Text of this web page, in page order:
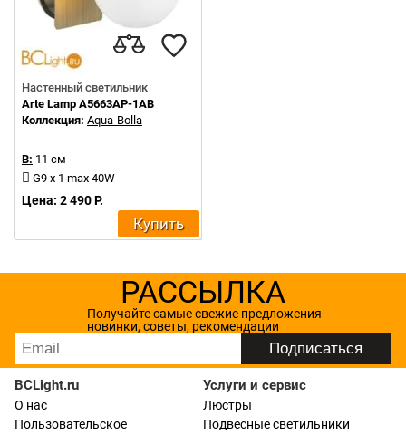
Настенный светильник
Arte Lamp A5663AP-1AB
Коллекция: Aqua-Bolla
В: 11 см
G9 x 1 max 40W
Цена: 2 490 Р.
Купить
РАССЫЛКА
Получайте самые свежие предложения
новинки, советы, рекомендации
BCLight.ru
О нас
Пользовательское
Услуги и сервис
Люстры
Подвесные светильники